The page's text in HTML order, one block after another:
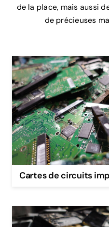
de la place, mais aussi
de précieuses
Cartes de circuits